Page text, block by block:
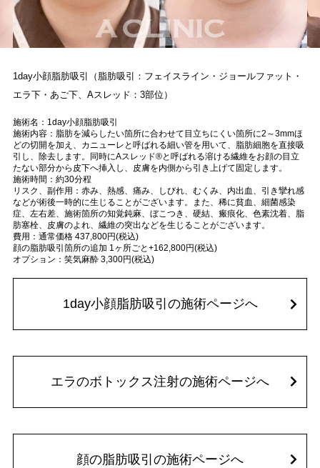
1day小顔脂肪吸引（脂肪吸引：フェイスライン・ジョールファット・
エラ下・あご下、Aスレッド：3部位）
施術名：1day小顔脂肪吸引
施術内容：脂肪を減らしたい箇所に合わせて目立ちにくい箇所に2～3mmほ
どの切開を加え、カニューレと呼ばれる細い管を用いて、脂肪細胞を直接吸
引し、除去します。同時にAスレッド®と呼ばれる溶ける繊維をお顔の目立
たない部分から皮下へ挿入し、皮膚を内側から引き上げて固定します。
施術時間：約30分程
リスク、副作用：赤み、熱感、痛み、しびれ、むくみ、内出血、引き攣れ感
などが術後一時的に生じることがございます。また、稀に貧血、細菌感染
症、左右差、施術箇所の知覚鈍麻、ぼこつき、硬結、瘢痕化、色素沈着、脂
肪塞栓、皮膚のよれ、繊維の突出などを生じることがございます。
費用：通常価格 437,800円(税込)
顔の脂肪吸引箇所の追加 1ヶ所ごと+162,800円(税込)
オプション：笑気麻酔 3,300円(税込)
1day小顔脂肪吸引の施術ページへ
エラのボトックス注射の施術ページへ
顔の脂肪吸引の施術ページへ